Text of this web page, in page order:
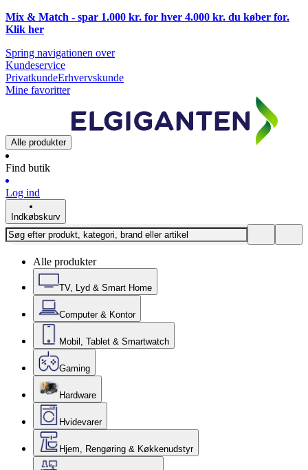
Mix & Match - spar 1.000 kr. for hver 4.000 kr. du køber for.
Klik her
Spring navigationen over
Kundeservice
PrivatkundeErhvervskunde
Mine favoritter
Alle produkter
Find butik
Log ind
Indkøbskurv
Alle produkter
TV, Lyd & Smart Home
Computer & Kontor
Mobil, Tablet & Smartwatch
Gaming
Hardware
Hvidevarer
Hjem, Rengøring & Køkkenudstyr